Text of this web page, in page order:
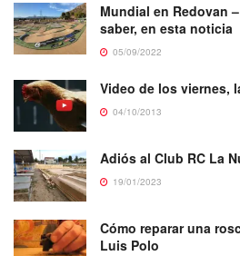
Mundial en Redovan
saber, en esta noticia
05/09/2022
Video de los viernes,
04/10/2013
Adiós al Club RC La
19/01/2023
Cómo reparar una
Luis Polo